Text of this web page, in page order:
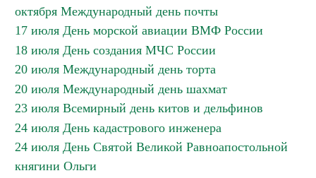
октября Международный день почты
17 июля День морской авиации ВМФ России
18 июля День создания МЧС России
20 июля Международный день торта
20 июля Международный день шахмат
23 июля Всемирный день китов и дельфинов
24 июля День кадастрового инженера
24 июля День Святой Великой Равноапостольной
княгини Ольги